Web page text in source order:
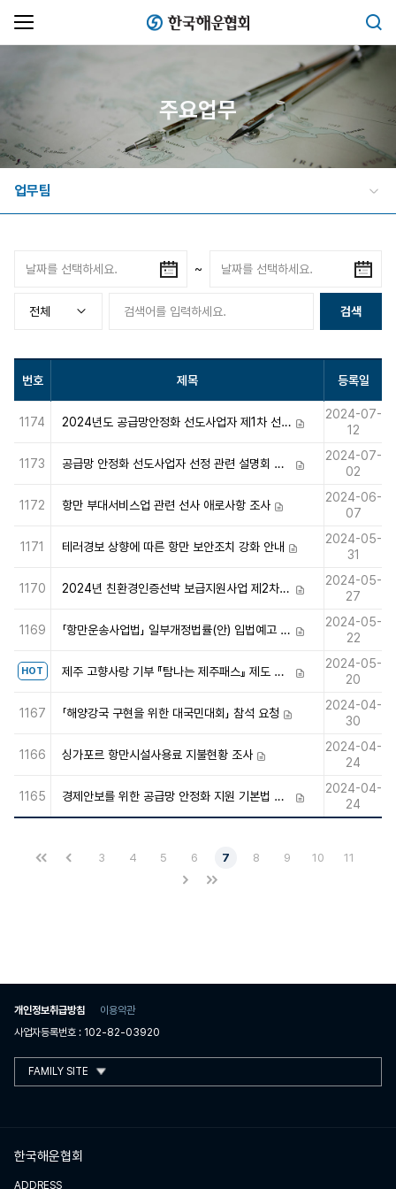
검색
한국해운협회
주요업무
업무팀
~
검색
번호 제목 등록일
1174 2024년도 공급망안정화 선도사업자 제1차 선정계획 공고 첨부파일
2024-07-
12
1173 공급망 안정화 선도사업자 선정 관련 설명회 개최 첨부파일
2024-07-
02
1172 항만 부대서비스업 관련 선사 애로사항 조사 첨부파일
2024-06-
07
1171 테러경보 상향에 따른 항만 보안조치 강화 안내 첨부파일
2024-05-
31
1170 2024년 친환경인증선박 보급지원사업 제2차 시행 알림 첨부파일
2024-05-
27
1169 「항만운송사업법」 일부개정법률(안) 입법예고 전 의견 조회 첨부파일
2024-05-
22
HOT 제주 고향사랑 기부 『탐나는 제주패스』 제도 안내 첨부파일
2024-05-
20
1167 「해양강국 구현을 위한 대국민대회」 참석 요청 첨부파일
2024-04-
30
1166 싱가포르 항만시설사용료 지불현황 조사 첨부파일
2024-04-
24
1165 경제안보를 위한 공급망 안정화 지원 기본법 시행령 제정령안 입법예고 첨부파일
2024-04-
24
3 4 5 6 7 8 9 10 11
개인정보취급방침
이용약관
사업자등록번호 : 102-82-03920
FAMILY SITE
한국해운협회
ADDRESS